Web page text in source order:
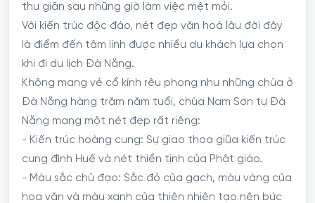
thư giãn sau những giờ làm việc mệt mỏi.
Với kiến trúc độc đáo, nét đẹp văn hoá lâu đời đây
là điểm đến tâm linh được nhiều du khách lựa chọn
khi đi du lịch Đà Nẵng.
Không mang vẻ cổ kính rêu phong như những chùa ở
Đà Nẵng hàng trăm năm tuổi, chùa Nam Sơn tự Đà
Nẵng mang một nét đẹp rất riêng:
- Kiến trúc hoàng cung: Sự giao thoa giữa kiến trúc
cung đình Huế và nét thiền tịnh của Phật giáo.
- Màu sắc chủ đạo: Sắc đỏ của gạch, màu vàng của
hoa văn và màu xanh của thiên nhiên tạo nên bức